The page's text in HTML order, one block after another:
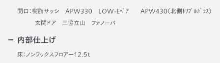
開口：樹脂サッシ APW330 LOW-Eﾍﾟｱ APW430（北側ﾄﾘﾌﾟﾙｶﾞﾗｽ）
玄関ドア 三協立山 ファノーバ
内部仕上げ
床：ノンワックスフロアー12.5ｔ